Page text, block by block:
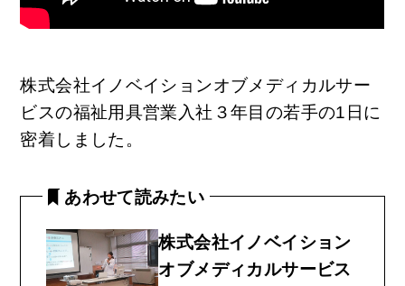
株式会社イノベイションオブメディカルサー
ビスの福祉用具営業入社３年目の若手の1日に
密着しました。
あわせて読みたい
株式会社イノベイション
オブメディカルサービス